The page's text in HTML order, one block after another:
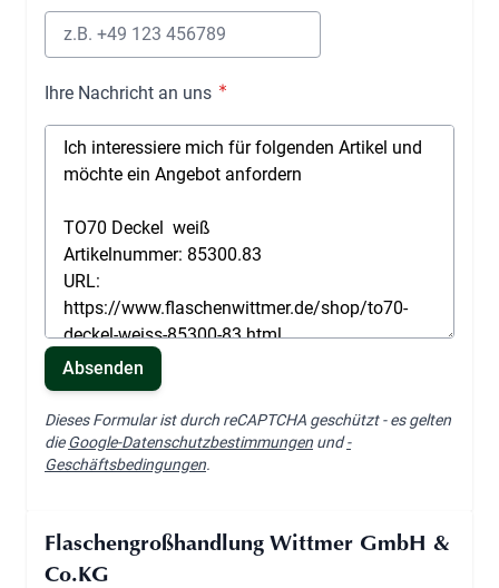
Ihre Nachricht an uns
Absenden
Dieses Formular ist durch reCAPTCHA geschützt - es gelten
dieGoogle-Datenschutzbestimmungen und-
Geschäftsbedingungen.
Flaschengroßhandlung Wittmer GmbH &
Co.KG